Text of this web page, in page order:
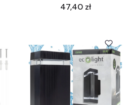
Cena
47,40 zł